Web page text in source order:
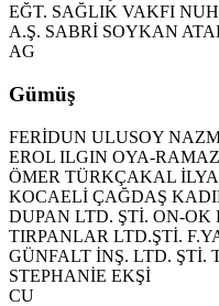
EĞT. SAĞLIK VAKFI
A.Ş. SABRİ SOYKAN
AG
Gümüş
FERİDUN ULUSOY
EROL ILGIN OYA-
ÖMER TÜRKÇAKAL
KOCAELİ ÇAĞDAŞ
DUPAN LTD. ŞTİ. ON-OK
TIRPANLAR LTD.ŞTİ.
GÜNFALT İNŞ. LTD. ŞTİ.
STEPHANİE EKŞİ
CU